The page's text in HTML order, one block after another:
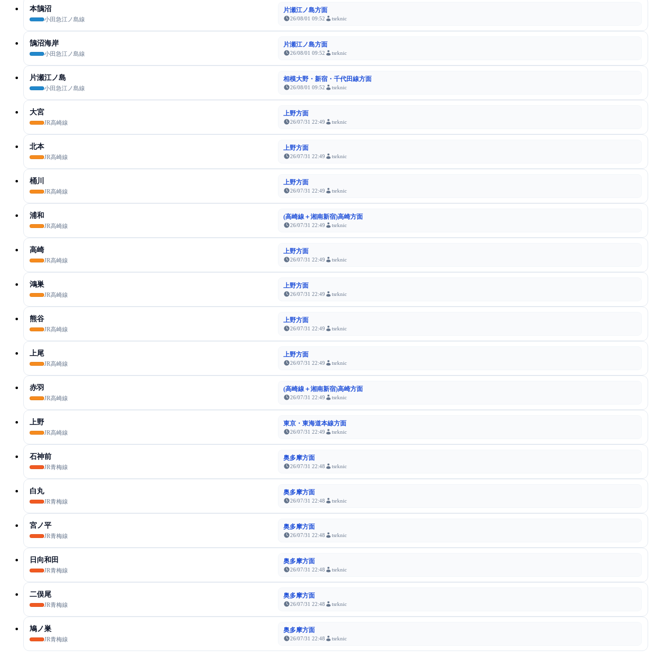
本鵠沼
小田急江ノ島線
片瀬江ノ島方面
26/08/01 09:52 tsrknic
鵠沼海岸
小田急江ノ島線
片瀬江ノ島方面
26/08/01 09:52 tsrknic
片瀬江ノ島
小田急江ノ島線
相模大野・新宿・千代田線方面
26/08/01 09:52 tsrknic
大宮
JR高崎線
上野方面
26/07/31 22:49 tsrknic
北本
JR高崎線
上野方面
26/07/31 22:49 tsrknic
桶川
JR高崎線
上野方面
26/07/31 22:49 tsrknic
浦和
JR高崎線
(高崎線＋湘南新宿)高崎方面
26/07/31 22:49 tsrknic
高崎
JR高崎線
上野方面
26/07/31 22:49 tsrknic
鴻巣
JR高崎線
上野方面
26/07/31 22:49 tsrknic
熊谷
JR高崎線
上野方面
26/07/31 22:49 tsrknic
上尾
JR高崎線
上野方面
26/07/31 22:49 tsrknic
赤羽
JR高崎線
(高崎線＋湘南新宿)高崎方面
26/07/31 22:49 tsrknic
上野
JR高崎線
東京・東海道本線方面
26/07/31 22:49 tsrknic
石神前
JR青梅線
奥多摩方面
26/07/31 22:48 tsrknic
白丸
JR青梅線
奥多摩方面
26/07/31 22:48 tsrknic
宮ノ平
JR青梅線
奥多摩方面
26/07/31 22:48 tsrknic
日向和田
JR青梅線
奥多摩方面
26/07/31 22:48 tsrknic
二俣尾
JR青梅線
奥多摩方面
26/07/31 22:48 tsrknic
鳩ノ巣
JR青梅線
奥多摩方面
26/07/31 22:48 tsrknic